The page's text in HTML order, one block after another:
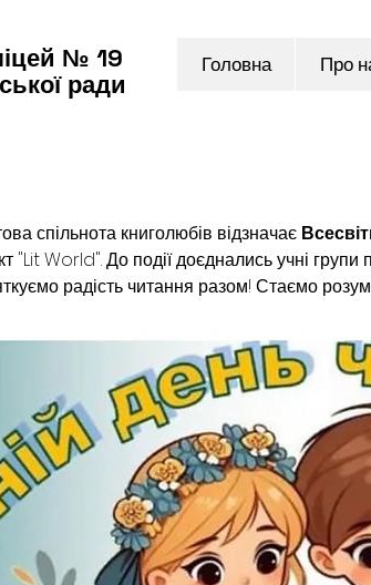
Головна Про
№ 19
ради
спільнота книголюбів відзначає
"Lit World". До події доєднались учні
радість читання разом! Стаємо